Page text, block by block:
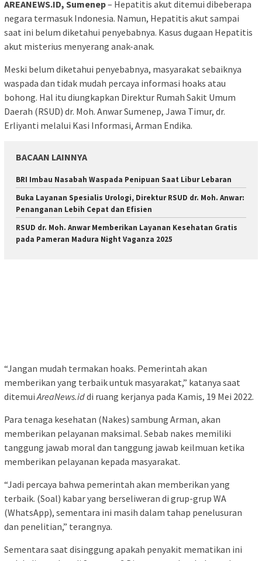
AREANEWS.ID, Sumenep– Hepatitis akut ditemui dibeberapa
negara termasuk Indonesia. Namun, Hepatitis akut sampai
saat ini belum diketahui penyebabnya. Kasus dugaan Hepatitis
akut misterius menyerang anak-anak.
Meski belum diketahui penyebabnya, masyarakat sebaiknya
waspada dan tidak mudah percaya informasi hoaks atau
bohong. Hal itu diungkapkan Direktur Rumah Sakit Umum
Daerah (RSUD) dr. Moh. Anwar Sumenep, Jawa Timur, dr.
Erliyanti melalui Kasi Informasi, Arman Endika.
BACAAN LAINNYA
BRI Imbau Nasabah Waspada Penipuan Saat Libur Lebaran
Buka Layanan Spesialis Urologi, Direktur RSUD dr. Moh. Anwar:
Penanganan Lebih Cepat dan Efisien
RSUD dr. Moh. Anwar Memberikan Layanan Kesehatan Gratis
pada Pameran Madura Night Vaganza 2025
“Jangan mudah termakan hoaks. Pemerintah akan
memberikan yang terbaik untuk masyarakat,” katanya saat
ditemuiAreaNews.iddi ruang kerjanya pada Kamis, 19 Mei 2022.
Para tenaga kesehatan (Nakes) sambung Arman, akan
memberikan pelayanan maksimal. Sebab nakes memiliki
tanggung jawab moral dan tanggung jawab keilmuan ketika
memberikan pelayanan kepada masyarakat.
“Jadi percaya bahwa pemerintah akan memberikan yang
terbaik. (Soal) kabar yang berseliweran di grup-grup WA
(WhatsApp), sementara ini masih dalam tahap penelusuran
dan penelitian,” terangnya.
Sementara saat disinggung apakah penyakit mematikan ini